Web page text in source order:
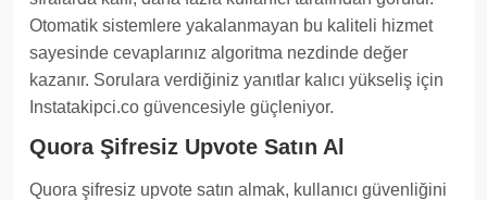
Otomatik sistemlere yakalanmayan bu kaliteli hizmet
sayesinde cevaplarınız algoritma nezdinde değer
kazanır. Sorulara verdiğiniz yanıtlar kalıcı yükseliş için
Instatakipci.co güvencesiyle güçleniyor.
Quora Şifresiz Upvote Satın Al
Quora şifresiz upvote satın almak, kullanıcı güvenliğini